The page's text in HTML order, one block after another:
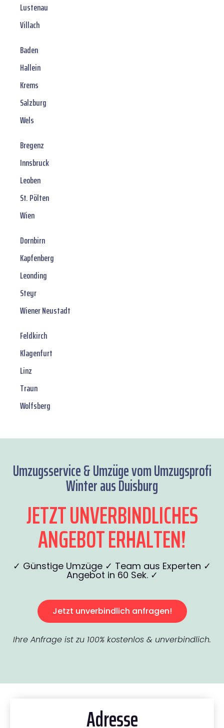
Lustenau
Villach
Baden
Hallein
Krems
Salzburg
Wels
Bregenz
Innsbruck
Leoben
St. Pölten
Wien
Dornbirn
Kapfenberg
Leonding
Steyr
Wiener Neustadt
Feldkirch
Klagenfurt
Linz
Traun
Wolfsberg
Umzugsservice & Umzüge vom Umzugsprofi
Winter aus Duisburg
JETZT UNVERBINDLICHES
ANGEBOT ERHALTEN!
✓ Günstige Umzüge ✓ Team aus Experten ✓
Angebot in 60 Sek. ✓
Jetzt unverbindlich anfragen!
Ihre Anfrage ist zu 100% kostenlos & unverbindlich.
Adresse